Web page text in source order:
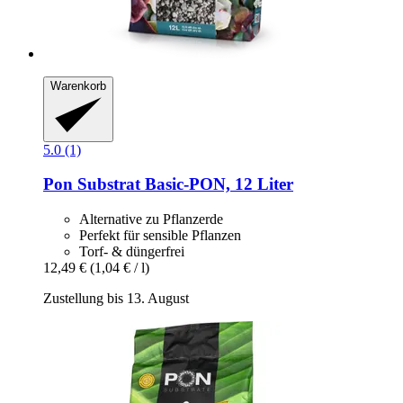
Warenkorb
5.0 (1)
Pon Substrat Basic-​PON, 12 Liter
Alternative zu Pflanzerde
Perfekt für sensible Pflanzen
Torf- & düngerfrei
12,49 € (1,04 € / l)
Zustellung bis 13. August